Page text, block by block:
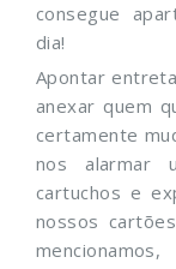
consegue
dia!
Apontar
anexar quem
certamente
nos alarmar
cartuchos e
nossos